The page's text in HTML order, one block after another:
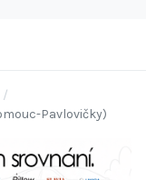
Pavlovičky)